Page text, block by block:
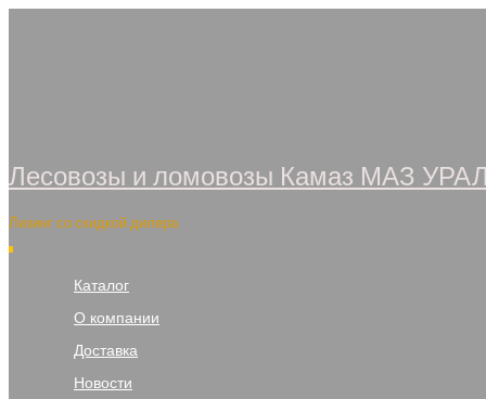
Лесовозы и ломовозы Камаз МАЗ
Лизинг со скидкой дилера
Каталог
О компании
Доставка
Новости